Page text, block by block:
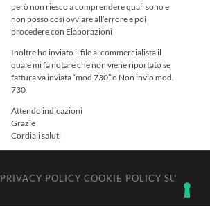
però non riesco a comprendere quali sono e
non posso così ovviare all’errore e poi
procedere con Elaborazioni
Inoltre ho inviato il file al commercialista il
quale mi fa notare che non viene riportato se
fattura va inviata “mod 730” o Non invio mod.
730
Attendo indicazioni
Grazie
Cordiali saluti
PRIVACY POLICY COOKIE POLICY SU ↑